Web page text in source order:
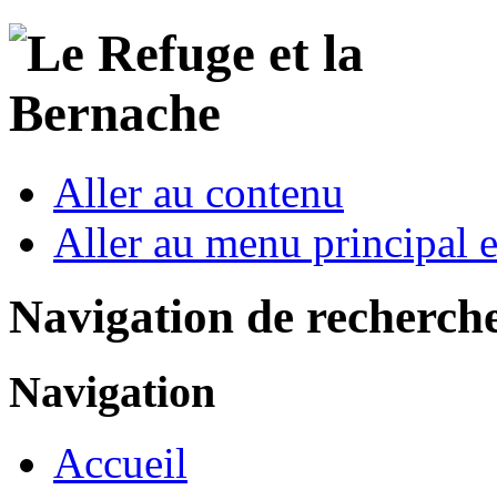
Aller au contenu
Aller au menu principal
Navigation de
Navigation
Accueil